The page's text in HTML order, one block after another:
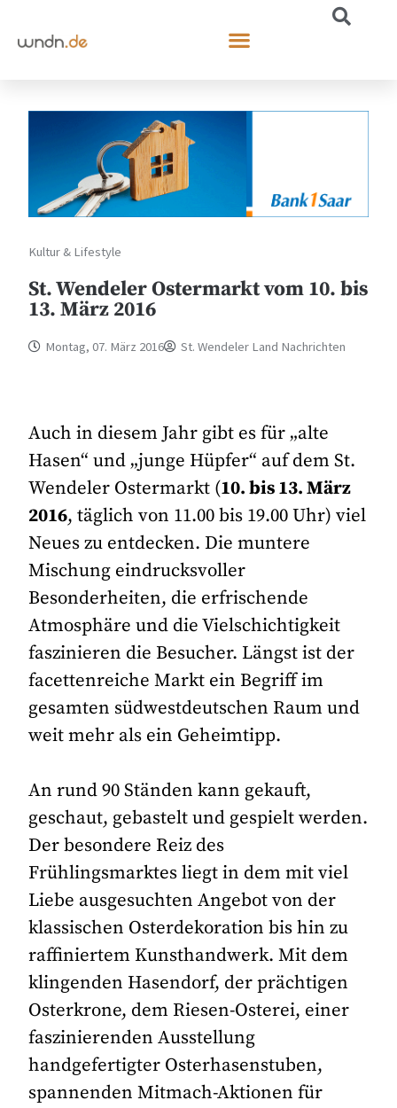
Kultur & Lifestyle
St. Wendeler Ostermarkt vom 10. bis
13. März 2016
Montag, 07. März 2016 St. Wendeler Land Nachrichten
Auch in diesem Jahr gibt es für „alte
Hasen“ und „junge Hüpfer“ auf dem St.
Wendeler Ostermarkt (10. bis 13. März
2016, täglich von 11.00 bis 19.00 Uhr) viel
Neues zu entdecken. Die muntere
Mischung eindrucksvoller
Besonderheiten, die erfrischende
Atmosphäre und die Vielschichtigkeit
faszinieren die Besucher. Längst ist der
facettenreiche Markt ein Begriff im
gesamten südwestdeutschen Raum und
weit mehr als ein Geheimtipp.
An rund 90 Ständen kann gekauft,
geschaut, gebastelt und gespielt werden.
Der besondere Reiz des
Frühlingsmarktes liegt in dem mit viel
Liebe ausgesuchten Angebot von der
klassischen Osterdekoration bis hin zu
raffiniertem Kunsthandwerk. Mit dem
klingenden Hasendorf, der prächtigen
Osterkrone, dem Riesen-Osterei, einer
faszinierenden Ausstellung
handgefertigter Osterhasenstuben,
spannenden Mitmach-Aktionen für